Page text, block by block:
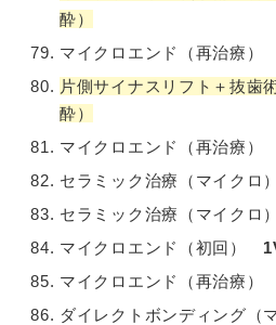
酔）
マイクロエンド（再治療）
片側サイナスリフト＋抜歯
酔）
マイクロエンド（再治療）
セラミック治療（マイクロ）
セラミック治療（マイクロ）
マイクロエンド（初回）
マイクロエンド（再治療）
ダイレクトボンディング（